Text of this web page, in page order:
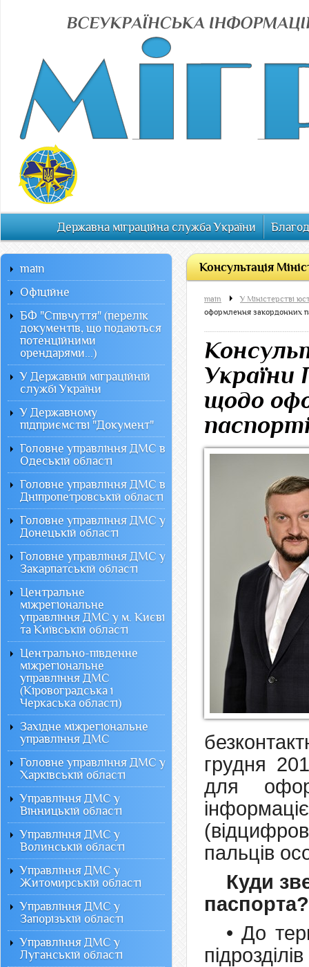
Державна міграційна служба України
Консультація
main
У Міністерстві
оформлення закордонних
щодо
грудня
для
пальців
Куди
паспорта?
• До
main
Офiцiйне
БФ "Співчуття" (перелік
документів, що подаються
потенційними
орендарями...)
У Державній міграційній
службі України
У Державному
підприємстві "Документ"
Головне управління ДМС в
Одеській області
Головне управління ДМС в
Дніпропетровській області
Головне управління ДМС у
Донецькій області
Головне управління ДМС у
Закарпатській області
Центральне
міжрегіональне
управління ДМС у м. Києві
та Київській області
Центрально-південне
міжрегіональне
управління ДМС
(Кіровоградська і
Черкаська області)
Західне міжрегіональне
управління ДМС
Головне управління ДМС у
Харківській області
Управління ДМС у
Вінницькій області
Управління ДМС у
Волинській області
Управління ДМС у
Житомирській області
Управління ДМС у
Запорізькій області
Управління ДМС у
Луганській області